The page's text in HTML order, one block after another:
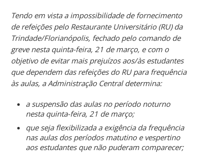
Tendo em vista a impossibilidade de fornecimento
de refeições pelo Restaurante Universitário (RU) da
Trindade/Florianópolis, fechado pelo comando de
greve nesta quinta-feira, 21 de março, e com o
objetivo de evitar mais prejuízos aos/às estudantes
que dependem das refeições do RU para frequência
às aulas, a Administração Central determina:
a suspensão das aulas no período noturno
nesta quinta-feira, 21 de março;
que seja flexibilizada a exigência da frequência
nas aulas dos períodos matutino e vespertino
aos estudantes que não puderam comparecer;